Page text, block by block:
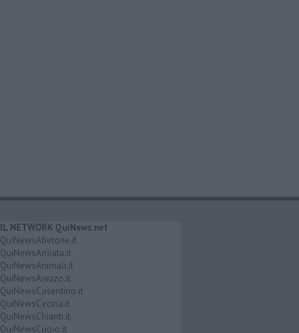
IL NETWORK QuiNews.net
QuiNewsAbetone.it
QuiNewsAmiata.it
QuiNewsAnimali.it
QuiNewsArezzo.it
QuiNewsCasentino.it
QuiNewsCecina.it
QuiNewsChianti.it
QuiNewsCuoio.it